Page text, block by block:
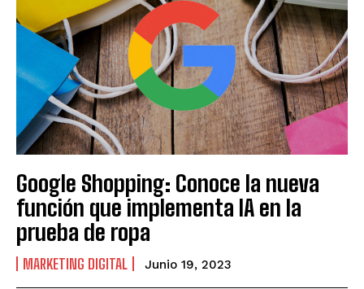
Google Shopping: Conoce la nueva
función que implementa IA en la
prueba de ropa
MARKETING DIGITAL Junio 19, 2023